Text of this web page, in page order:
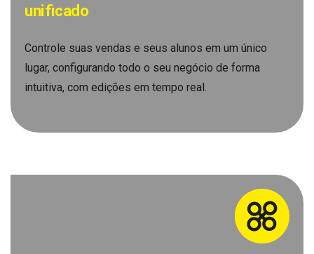
unificado
Controle suas vendas e seus alunos em um único
lugar, configurando todo o seu negócio de forma
intuitiva, com edições em tempo real.